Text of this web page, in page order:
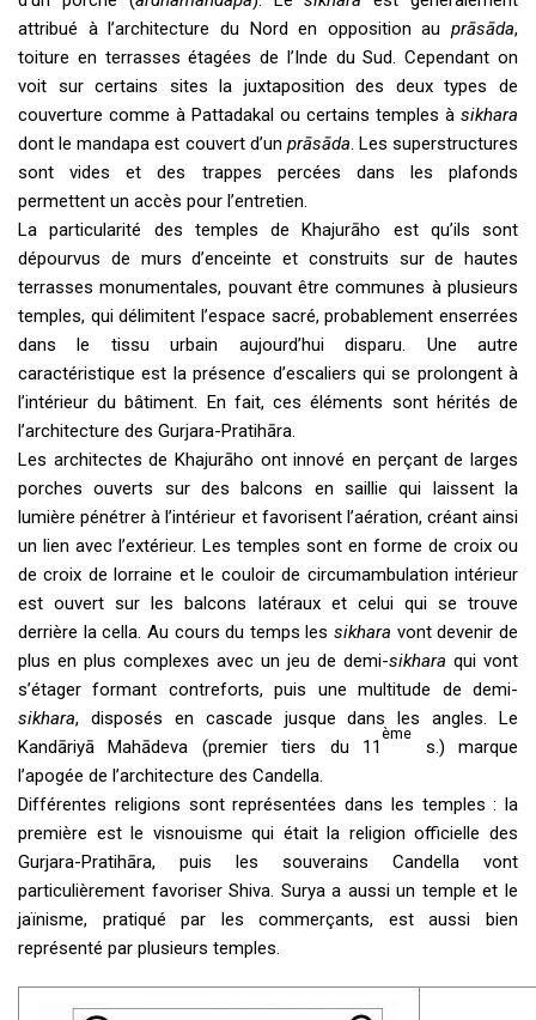
attribué à l’architecture du Nord en opposition au prāsāda,
toiture en terrasses étagées de l’Inde du Sud. Cependant on
voit sur certains sites la juxtaposition des deux types de
couverture comme à Pattadakal ou certains temples à sikhara
dont le mandapa est couvert d’un prāsāda. Les superstructures
sont vides et des trappes percées dans les plafonds
permettent un accès pour l’entretien.
La particularité des temples de Khajurāho est qu’ils sont
dépourvus de murs d’enceinte et construits sur de hautes
terrasses monumentales, pouvant être communes à plusieurs
temples, qui délimitent l’espace sacré, probablement enserrées
dans le tissu urbain aujourd’hui disparu. Une autre
caractéristique est la présence d’escaliers qui se prolongent à
l’intérieur du bâtiment. En fait, ces éléments sont hérités de
l’architecture des Gurjara-Pratihāra.
Les architectes de Khajurāho ont innové en perçant de larges
porches ouverts sur des balcons en saillie qui laissent la
lumière pénétrer à l’intérieur et favorisent l’aération, créant ainsi
un lien avec l’extérieur. Les temples sont en forme de croix ou
de croix de lorraine et le couloir de circumambulation intérieur
est ouvert sur les balcons latéraux et celui qui se trouve
derrière la cella. Au cours du temps lessikhara vont devenir de
plus en plus complexes avec un jeu de demi-sikhara qui vont
s’étager formant contreforts, puis une multitude de demi-
sikhara, disposés en cascade jusque dans les angles. Le
Kandāriyā Mahādeva (premier tiers du 11
ème
s.) marque
l’apogée de l’architecture des Candella.
Différentes religions sont représentées dans les temples : la
première est le visnouisme qui était la religion officielle des
Gurjara-Pratihāra, puis les souverains Candella vont
particulièrement favoriser Shiva. Surya a aussi un temple et le
jaïnisme, pratiqué par les commerçants, est aussi bien
représenté par plusieurs temples.